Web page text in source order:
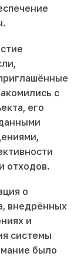
с
его
отходов.
о
внедрённых
и
системы
было